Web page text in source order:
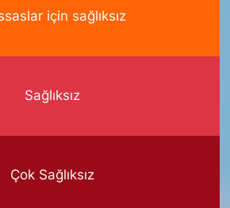
için sağlıksız
Sağlıksız
Çok Sağlıksız